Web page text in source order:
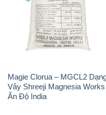
Magie Clorua – MGCL2 Dạng
Vảy Shreeji Magnesia Works
Ấn Độ India